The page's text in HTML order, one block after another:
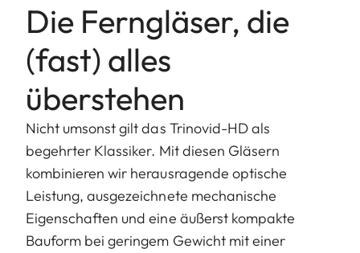
Die Ferngläser, die
(fast) alles
überstehen
Nicht umsonst gilt das Trinovid-HD als
begehrter Klassiker. Mit diesen Gläsern
kombinieren wir herausragende optische
Leistung, ausgezeichnete mechanische
Eigenschaften und eine äußerst kompakte
Bauform bei geringem Gewicht mit einer